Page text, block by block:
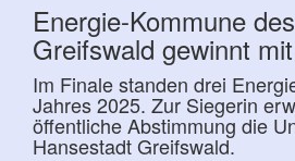
Energie-Kommune
Greifswald gewinnt
Im Finale standen drei
Jahres 2025. Zur Siegerin
öffentliche Abstimmung die
Hansestadt Greifswald.